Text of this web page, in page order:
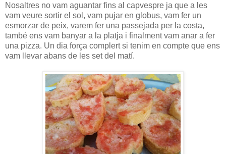
Nosaltres no vam aguantar fins al capvespre ja que a les
vam veure sortir el sol, vam pujar en globus, vam fer un
esmorzar de peix, varem fer una passejada per la costa,
també ens vam banyar a la platja i finalment vam anar a fer
una pizza. Un dia força complert si tenim en compte que ens
vam llevar abans de les set del matí.